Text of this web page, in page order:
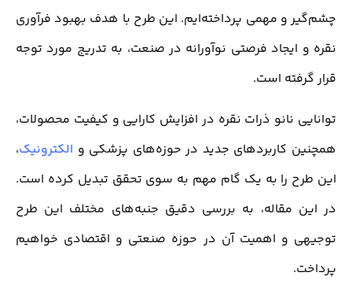
چشم‌گیر و مهمی پرداخته‌ایم. این طرح با هدف بهبود فرآوری
نقره و ایجاد فرصتی نوآورانه در صنعت، به تدریج مورد توجه
قرار گرفته است.
توانایی نانو ذرات نقره در افزایش کارایی و کیفیت محصولات،
همچنین کاربردهای جدید در حوزه‌های پزشکی و الکترونیک،
این طرح را به یک گام مهم به سوی تحقق تبدیل کرده است.
در این مقاله، به بررسی دقیق جنبه‌های مختلف این طرح
توجیهی و اهمیت آن در حوزه صنعتی و اقتصادی خواهیم
پرداخت.